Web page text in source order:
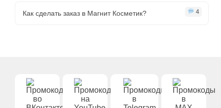
Как сделать заказ в Магнит Косметик? 4